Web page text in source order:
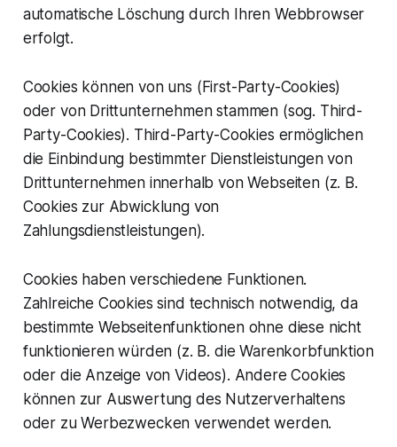
automatische Löschung durch Ihren Webbrowser
erfolgt.
Cookies können von uns (First-Party-Cookies)
oder von Drittunternehmen stammen (sog. Third-
Party-Cookies). Third-Party-Cookies ermöglichen
die Einbindung bestimmter Dienstleistungen von
Drittunternehmen innerhalb von Webseiten (z. B.
Cookies zur Abwicklung von
Zahlungsdienstleistungen).
Cookies haben verschiedene Funktionen.
Zahlreiche Cookies sind technisch notwendig, da
bestimmte Webseitenfunktionen ohne diese nicht
funktionieren würden (z. B. die Warenkorbfunktion
oder die Anzeige von Videos). Andere Cookies
können zur Auswertung des Nutzerverhaltens
oder zu Werbezwecken verwendet werden.